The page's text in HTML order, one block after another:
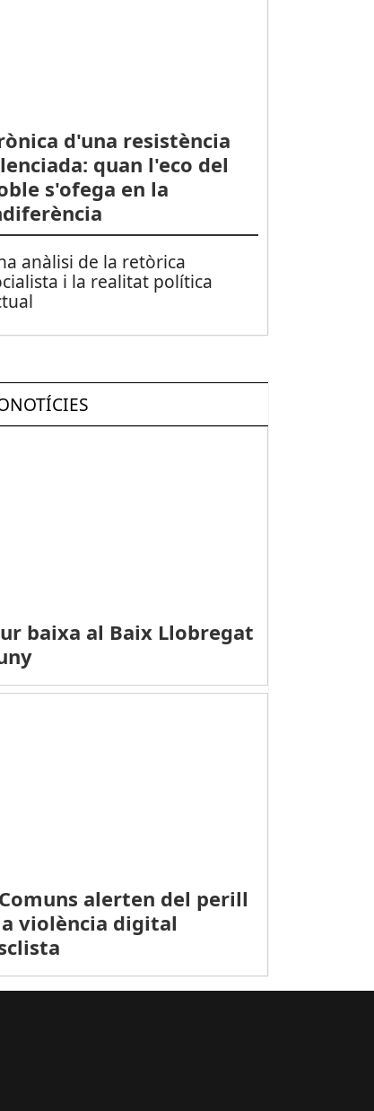
a Can Vinader
d'una resistència
quan l'eco del
s'ofega en la
anàlisi de la retòrica
i la realitat política
baixa al Baix Llobregat
alerten del perill
violència digital